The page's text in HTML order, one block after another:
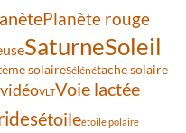
Planète rouge
SaturneSoleil
solaireSélénétache solaire
vidéoVLTVoie lactée
étoileétoile polaire